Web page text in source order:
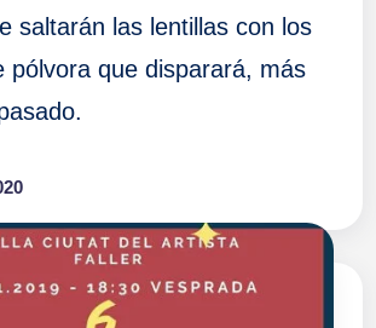
saltarán las lentillas con los
pólvora que disparará, más